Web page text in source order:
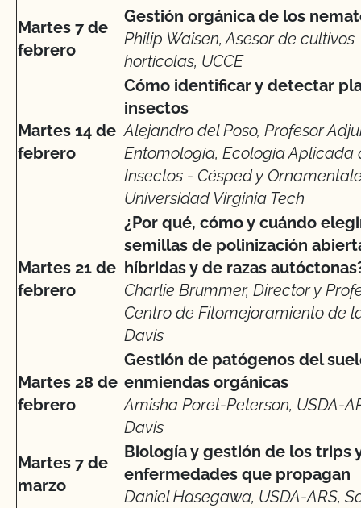
Martes 7 de
febrero
Gestión orgánica de los
Philip Waisen, Asesor de cultivos
hortícolas, UCCE
Martes 14 de
febrero
Cómo identificar y detectar
insectos
Alejandro del Poso, Profesor
Entomología, Ecología Aplicada
Insectos - Césped y
Universidad Virginia Tech
Martes 21 de
febrero
¿Por qué, cómo y cuándo
semillas de polinización
híbridas y de razas
Charlie Brummer, Director y
Centro de Fitomejoramiento de
Davis
Martes 28 de
febrero
Gestión de patógenos del
enmiendas orgánicas
Amisha Poret-Peterson, USDA-
Davis
Martes 7 de
marzo
Biología y gestión de los trips
enfermedades que propagan
Daniel Hasegawa, USDA-ARS,